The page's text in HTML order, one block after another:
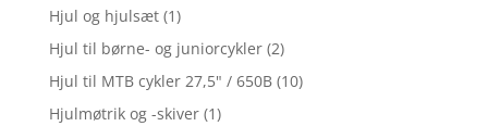
Hjul og hjulsæt (1)
Hjul til børne- og juniorcykler (2)
Hjul til MTB cykler 27,5" / 650B (10)
Hjulmøtrik og -skiver (1)